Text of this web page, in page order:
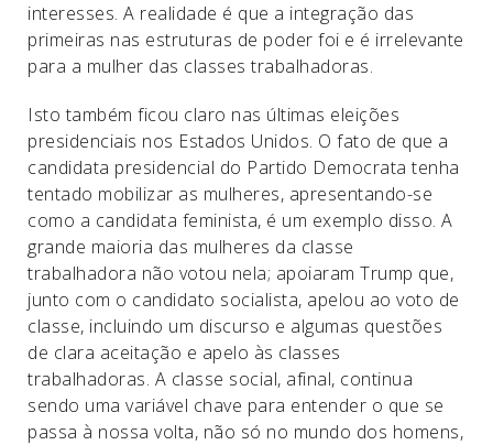
interesses. A realidade é que a integração das
primeiras nas estruturas de poder foi e é irrelevante
para a mulher das classes trabalhadoras.
Isto também ficou claro nas últimas eleições
presidenciais nos Estados Unidos. O fato de que a
candidata presidencial do Partido Democrata tenha
tentado mobilizar as mulheres, apresentando-se
como a candidata feminista, é um exemplo disso. A
grande maioria das mulheres da classe
trabalhadora não votou nela; apoiaram Trump que,
junto com o candidato socialista, apelou ao voto de
classe, incluindo um discurso e algumas questões
de clara aceitação e apelo às classes
trabalhadoras. A classe social, afinal, continua
sendo uma variável chave para entender o que se
passa à nossa volta, não só no mundo dos homens,